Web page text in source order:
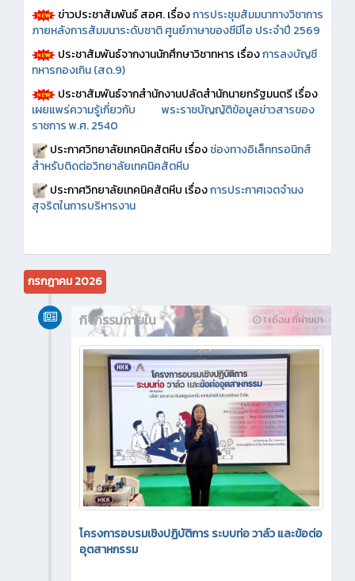
ข่าวประชาสัมพันธ์ สอศ.เรื่องการประชุมสัมมนาทางวิชาการ
ภายหลังการสัมมนาระดับชาติ ศูนย์ภาษาของซีมีโอ ประจำปี 2569
ประชาสัมพันธ์จากงานนักศึกษาวิชาทหาร เรื่องการลงบัญชี
ทหารกองเกิน (สด.9)
ประชาสัมพันธ์จากสำนักงานปลัดสำนักนายกรัฐมนตรี เรื่อง
เผยแพร่ความรู้เกี่ยวกับ พระราชบัญญัติข้อมูลข่าวสารของ
ราชการ พ.ศ. 2540
ประกาศวิทยาลัยเทคนิคสัตหีบ เรื่องช่องทางอิเล็กทรอนิกส์
สำหรับติดต่อวิทยาลัยเทคนิคสัตหีบ
ประกาศวิทยาลัยเทคนิคสัตหีบ เรื่องการประกาศเจตจำนง
สุจริตในการบริหารงาน
กรกฎาคม 2026
1 เดือน ที่ผ่านมา
กิจกรรมภายใน
โครงการอบรมเชิงปฏิบัติการ ระบบท่อ วาล์ว และข้อต่อ
อุตสาหกรรม